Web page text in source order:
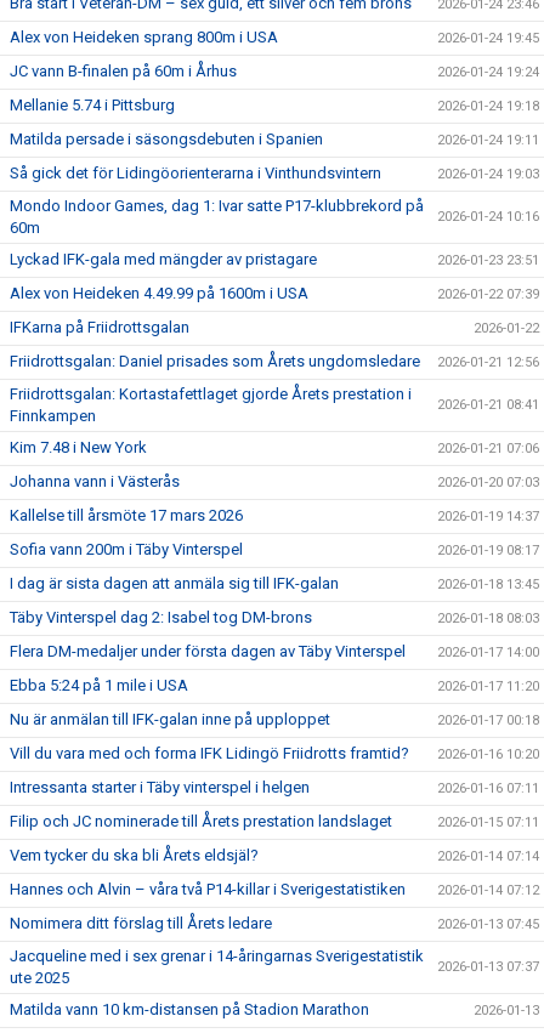
2026-01-24 23:46
Alex von Heideken sprang 800m i USA 2026-01-24 19:45
JC vann B-finalen på 60m i Århus 2026-01-24 19:24
Mellanie 5.74 i Pittsburg 2026-01-24 19:18
Matilda persade i säsongsdebuten i Spanien 2026-01-24 19:11
Så gick det för Lidingöorienterarna i Vinthundsvintern 2026-01-24 19:03
Mondo Indoor Games, dag 1: Ivar satte P17-klubbrekord på
60m
2026-01-24 10:16
Lyckad IFK-gala med mängder av pristagare 2026-01-23 23:51
Alex von Heideken 4.49.99 på 1600m i USA 2026-01-22 07:39
IFKarna på Friidrottsgalan 2026-01-22
Friidrottsgalan: Daniel prisades som Årets ungdomsledare 2026-01-21 12:56
Friidrottsgalan: Kortastafettlaget gjorde Årets prestation i
Finnkampen
2026-01-21 08:41
Kim 7.48 i New York 2026-01-21 07:06
Johanna vann i Västerås 2026-01-20 07:03
Kallelse till årsmöte 17 mars 2026 2026-01-19 14:37
Sofia vann 200m i Täby Vinterspel 2026-01-19 08:17
I dag är sista dagen att anmäla sig till IFK-galan 2026-01-18 13:45
Täby Vinterspel dag 2: Isabel tog DM-brons 2026-01-18 08:03
Flera DM-medaljer under första dagen av Täby Vinterspel 2026-01-17 14:00
Ebba 5:24 på 1 mile i USA 2026-01-17 11:20
Nu är anmälan till IFK-galan inne på upploppet 2026-01-17 00:18
Vill du vara med och forma IFK Lidingö Friidrotts framtid? 2026-01-16 10:20
Intressanta starter i Täby vinterspel i helgen 2026-01-16 07:11
Filip och JC nominerade till Årets prestation landslaget 2026-01-15 07:11
Vem tycker du ska bli Årets eldsjäl? 2026-01-14 07:14
Hannes och Alvin – våra två P14-killar i Sverigestatistiken 2026-01-14 07:12
Nomimera ditt förslag till Årets ledare 2026-01-13 07:45
Jacqueline med i sex grenar i 14-åringarnas Sverigestatistik
ute 2025
2026-01-13 07:37
Matilda vann 10 km-distansen på Stadion Marathon 2026-01-13